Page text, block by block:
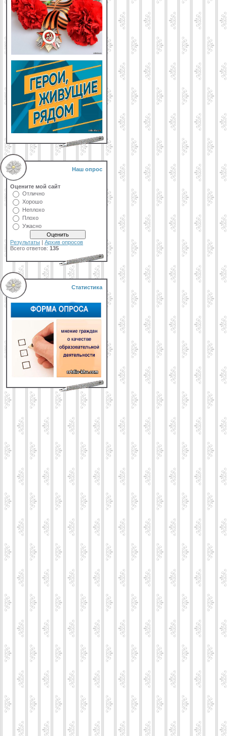
Наш опрос
Оцените мой сайт
Отлично
Хорошо
Неплохо
Плохо
Ужасно
Результаты | Архив опросов
Всего ответов: 135
Статистика